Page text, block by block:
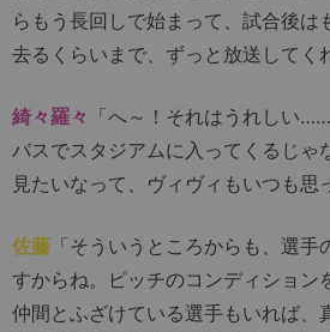
らもう長回しで始まって、試合後は
去るくらいまで、ずっと放送してく
綺々羅々 「へ～！それはうれしい
バスでスタジアムに入ってくるじゃ
見たいなって、ヴィヴィもいつも思
佐藤 「そういうところからも、選手
すからね。ピッチのコンディション
仲間とふざけている選手もいれば、